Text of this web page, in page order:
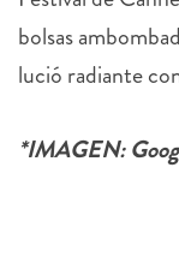
bolsas
lució radiante
*IMAGEN: